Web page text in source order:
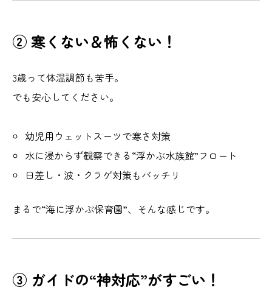
② 寒くない＆怖くない！
3歳って体温調節も苦手。
でも安心してください。
幼児用ウェットスーツで寒さ対策
水に浸からず観察できる“浮かぶ水族館”フロート
日差し・波・クラゲ対策もバッチリ
まるで“海に浮かぶ保育園”、そんな感じです。
③ ガイドの“神対応”がすごい！